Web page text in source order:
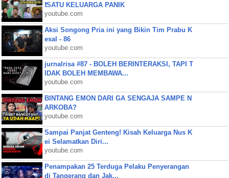
❗SATU KELUARGA PANIK
youtube.com
Aksi Songong Pria ini yang Bikin Tim Prabu K
esal - 86
youtube.com
jurnalrisa #87 - BOLEH BERINTERAKSI, TAPI T
IDAK BOLEH MEMBAWA...
youtube.com
BINTANG EMON DARI GA SENGAJA SAMPE N
ARKOBA?
youtube.com
Sampai Panjat Genteng! Kisah Keluarga Nus K
ei Selamatkan Diri...
youtube.com
Penampakan 25 Terduga Pelaku Penyerangan
di Tangerang dan Jak...